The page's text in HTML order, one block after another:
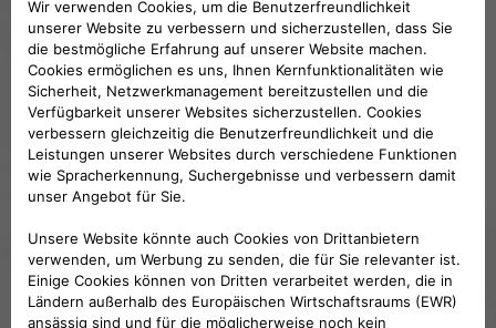
Das Museum befindet sich innerhalb des
früheren Bereichs der Verwaltungszentrale von
Alfa Romeo. Hier werden heute die
bedeutendsten Stücke der historischen
Sammlung des Brands ausgestellt.
Vom ersten Fahrzeug A.L.F.A., dem24 HPaus
dem Jahr 1910, über die legendären Sieger der
Mille Miglia, wie dem6C 1750 Gran Sportund